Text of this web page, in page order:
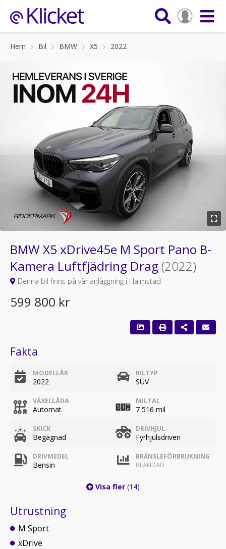
Hem Bil BMW X5 2022
BMW X5 xDrive45e M Sport Pano B-
Kamera Luftfjädring Drag (2022)
Denna bil finns på vår anläggning i Halmstad
599 800 kr
Fakta
MODELLÅR
2022
BILTYP
SUV
VÄXELLÅDA
Automat
MILTAL
7 516 mil
SKICK
Begagnad
DRIVHJUL
Fyrhjulsdriven
DRIVMEDEL
Bensin
BRÄNSLEFÖRBRUKNING
BLANDAD
Visa fler (14)
Utrustning
M Sport
xDrive